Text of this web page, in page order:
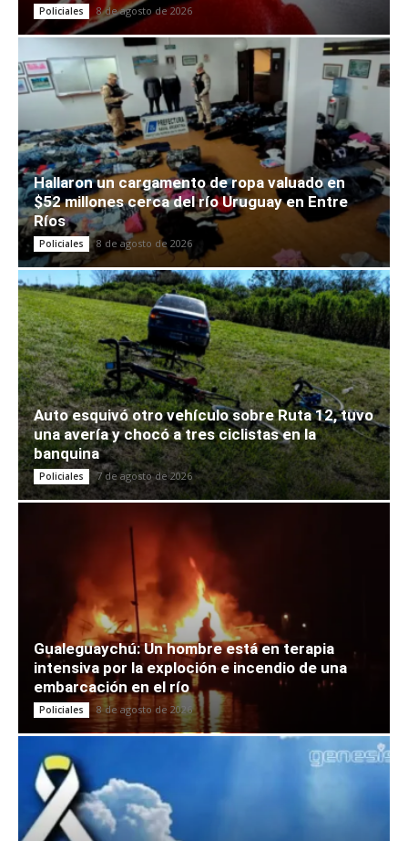
Policiales 8 de agosto de 2026
Hallaron un cargamento de ropa valuado en
$52 millones cerca del río Uruguay en Entre
Ríos
Policiales 8 de agosto de 2026
Auto esquivó otro vehículo sobre Ruta 12, tuvo
una avería y chocó a tres ciclistas en la
banquina
Policiales 7 de agosto de 2026
Gualeguaychú: Un hombre está en terapia
intensiva por la exploción e incendio de una
embarcación en el río
Policiales 8 de agosto de 2026